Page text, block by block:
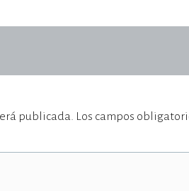
publicada.
Los campos